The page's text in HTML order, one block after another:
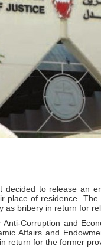
decided to release an
place of residence.
as bribery in return for
Corruption and
Affairs and
return for the former